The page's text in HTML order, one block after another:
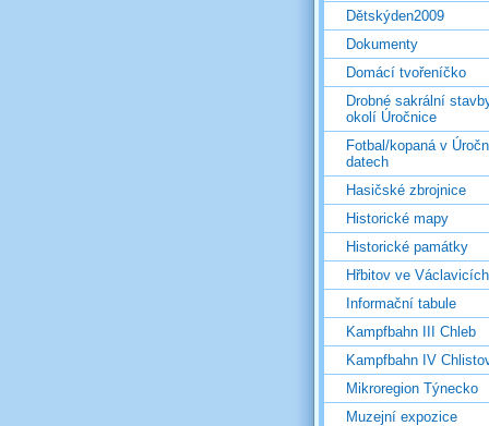
Dětskýden2009
Dokumenty
Domácí tvořeníčko
Drobné sakrální
okolí Úročnice
Fotbal/kopaná v
datech
Hasičské zbrojnice
Historické mapy
Historické památky
Hřbitov ve Václavicích
Informační tabule
Kampfbahn III Chleb
Kampfbahn IV
Mikroregion Týnecko
Muzejní expozice